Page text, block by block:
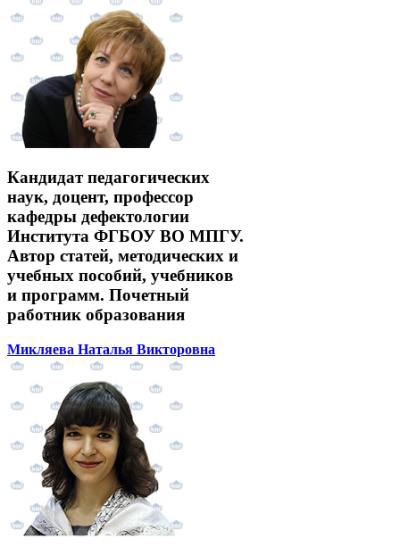
Кандидат педагогических
наук, доцент, профессор
кафедры дефектологии
Института ФГБОУ ВО МПГУ.
Автор статей, методических и
учебных пособий, учебников
и программ. Почетный
работник образования
Микляева Наталья Викторовна